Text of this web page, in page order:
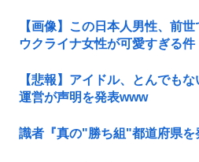
【画像】この日本人男性、前
ウクライナ女性が可愛すぎる件
【悲報】アイドル、とんでも
運営が声明を発表www
識者『真の"勝ち組"都道府県を